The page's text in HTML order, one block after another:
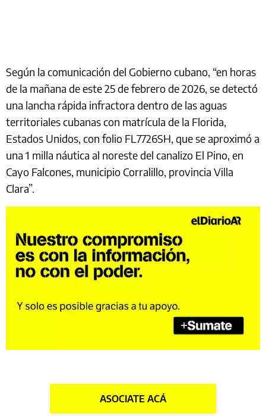
Según la comunicación del Gobierno cubano, “en horas
de la mañana de este 25 de febrero de 2026, se detectó
una lancha rápida infractora dentro de las aguas
territoriales cubanas con matrícula de la Florida,
Estados Unidos, con folio FL7726SH, que se aproximó a
una 1 milla náutica al noreste del canalizo El Pino, en
Cayo Falcones, municipio Corralillo, provincia Villa
Clara”.
ASOCIATE ACÁ